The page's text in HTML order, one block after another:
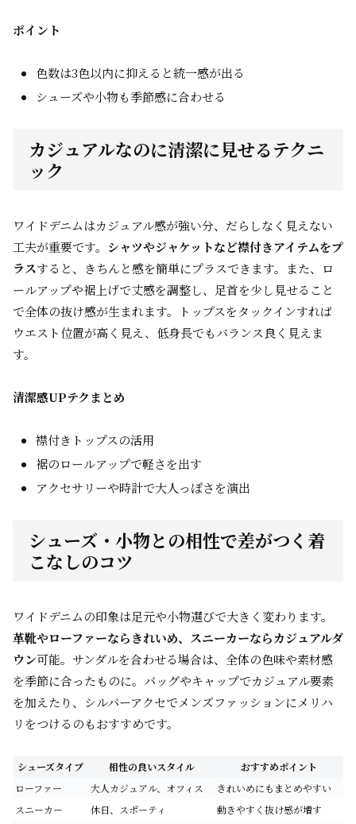
ポイント
色数は3色以内に抑えると統一感が出る
シューズや小物も季節感に合わせる
カジュアルなのに清潔に見せるテクニ
ック
ワイドデニムはカジュアル感が強い分、だらしなく見えない
工夫が重要です。 シャツやジャケットなど襟付きアイテムをプ
ラスすると、きちんと感を簡単にプラスできます。また、ロ
ールアップや裾上げで丈感を調整し、足首を少し見せること
で全体の抜け感が生まれます。トップスをタックインすれば
ウエスト位置が高く見え、低身長でもバランス良く見えま
す。
清潔感UPテクまとめ
襟付きトップスの活用
裾のロールアップで軽さを出す
アクセサリーや時計で大人っぽさを演出
シューズ・小物との相性で差がつく着
こなしのコツ
ワイドデニムの印象は足元や小物選びで大きく変わります。
革靴やローファーならきれいめ、スニーカーならカジュアルダ
ウン可能。サンダルを合わせる場合は、全体の色味や素材感
を季節に合ったものに。バッグやキャップでカジュアル要素
を加えたり、シルバーアクセでメンズファッションにメリハ
リをつけるのもおすすめです。
シューズタイプ 相性の良いスタイル
おすすめポイント
ローファー
大人カジュアル、オフィス
きれいめにもまとめやすい
スニーカー
休日、スポーティ 動きやすく抜け感が増す